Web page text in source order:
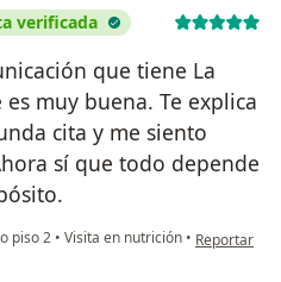
verificada
que tiene La
muy buena. Te explica
cita y me siento
sí que todo depende
piso 2 • Visita en nutrición • en opinión
Reportar